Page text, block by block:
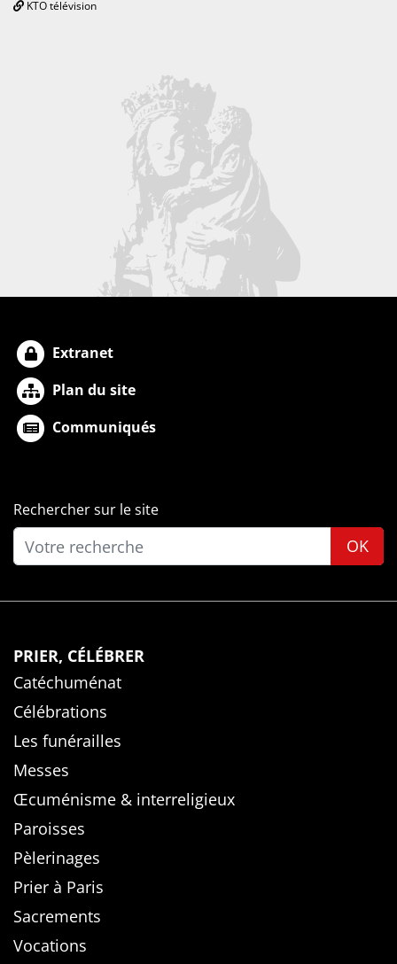
KTO télévision
Extranet
Plan du site
Communiqués
Rechercher sur le site
OK
PRIER, CÉLÉBRER
Catéchuménat
Célébrations
Les funérailles
Messes
Œcuménisme & interreligieux
Paroisses
Pèlerinages
Prier à Paris
Sacrements
Vocations